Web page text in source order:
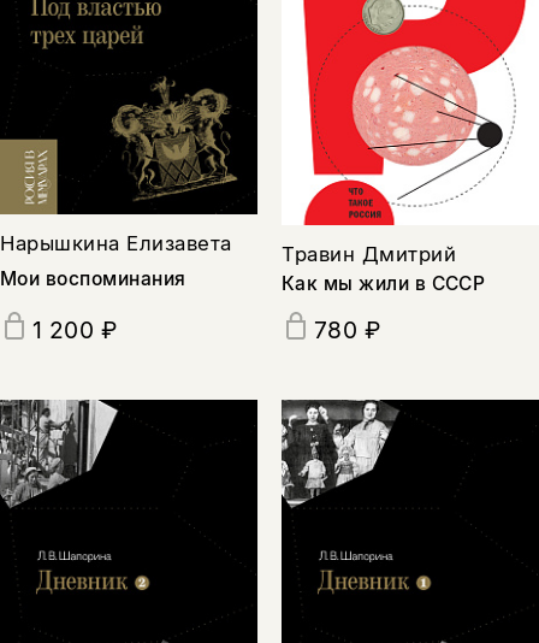
Нарышкина Елизавета
Мои воспоминания
1 200 ₽
Травин Дмитрий
Как мы жили в СССР
780 ₽